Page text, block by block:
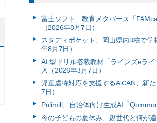
富⼠ソフト、教育メタバース「
（2026年8月7日）
スタディポケット、岡山県内3校で
年8月7日）
AI 型ドリル搭載教材「ラインズeラ
入（2026年8月7日）
児童虐待対応を支援するAiCAN、新
7日）
Polimill、自治体向け生成AI「
今の子どもの夏休み、親世代と何が